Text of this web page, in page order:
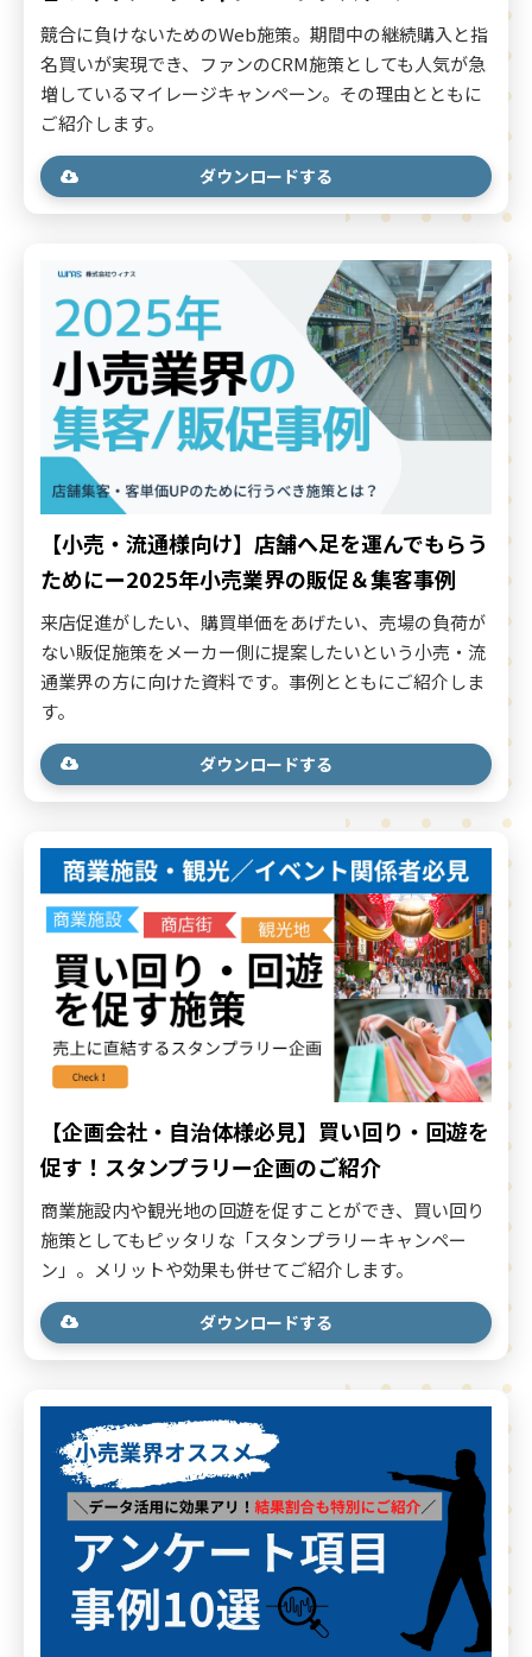
競合に負けないためのWeb施策。期間中の継続購入と指
名買いが実現でき、ファンのCRM施策としても人気が急
増しているマイレージキャンペーン。その理由とともに
ご紹介します。
ダウンロードする
【小売・流通様向け】店舗へ足を運んでもらう
ためにー2025年小売業界の販促＆集客事例
来店促進がしたい、購買単価をあげたい、売場の負荷が
ない販促施策をメーカー側に提案したいという小売・流
通業界の方に向けた資料です。事例とともにご紹介しま
す。
ダウンロードする
【企画会社・自治体様必見】買い回り・回遊を
促す！スタンプラリー企画のご紹介
商業施設内や観光地の回遊を促すことができ、買い回り
施策としてもピッタリな「スタンプラリーキャンペー
ン」。メリットや効果も併せてご紹介します。
ダウンロードする